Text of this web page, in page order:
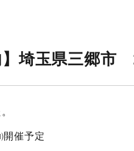
】埼玉県三郷
開催予定